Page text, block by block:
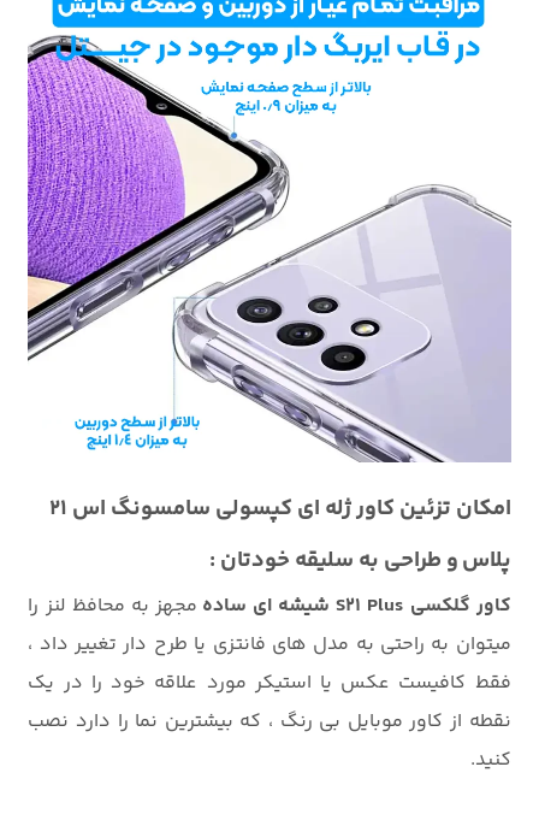
امکان تزئین کاور ژله ای کپسولی سامسونگ اس 21
پلاس و طراحی به سلیقه خودتان :
کاور گلکسی S21 Plus شیشه ای ساده
مجهز به محافظ لنز را
میتوان به راحتی به مدل های فانتزی یا طرح دار تغییر داد ،
فقط کافیست عکس یا استیکر مورد علاقه خود را در یک
نقطه از کاور موبایل بی رنگ ، که بیشترین نما را دارد نصب
کنید.